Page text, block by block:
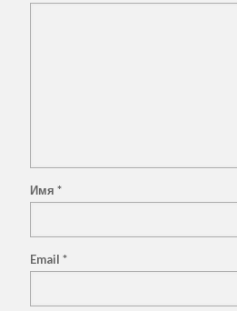
Имя *
Email *